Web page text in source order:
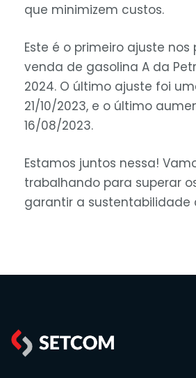
que minimizem custos.
Este é o primeiro ajuste nos
venda de gasolina A da
2024. O último ajuste foi
21/10/2023, e o último
16/08/2023.
Estamos juntos nessa!
trabalhando para superar
garantir a sustentabilidade